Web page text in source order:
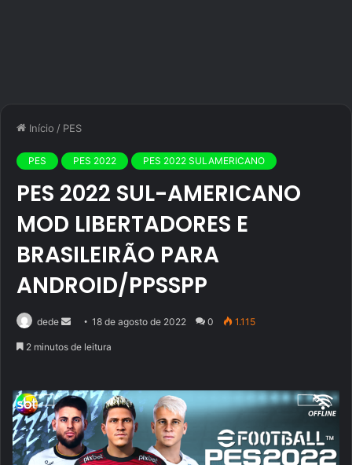
Início / PES
PES PES 2022 PES 2022 SULAMERICANO
PES 2022 SUL-AMERICANO
MOD LIBERTADORES E
BRASILEIRÃO PARA
ANDROID/PPSSPP
dede
Mande18 de agosto de 2022 0 1.115
2 minutos de leitura